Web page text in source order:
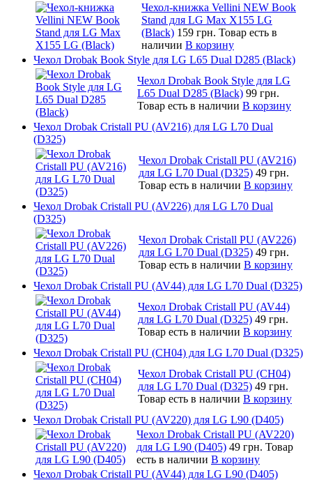
Чехол-книжка Vellini NEW Book
Stand для LG Max X155 LG
(Black) 159 грн. Товар есть в
наличии В корзину
Чехол Drobak Book Style для LG L65 Dual D285 (Black)
Чехол Drobak Book Style для LG
L65 Dual D285 (Black) 99 грн.
Товар есть в наличии В корзину
Чехол Drobak Cristall PU (AV216) для LG L70 Dual
(D325)
Чехол Drobak Cristall PU (AV216)
для LG L70 Dual (D325) 49 грн.
Товар есть в наличии В корзину
Чехол Drobak Cristall PU (AV226) для LG L70 Dual
(D325)
Чехол Drobak Cristall PU (AV226)
для LG L70 Dual (D325) 49 грн.
Товар есть в наличии В корзину
Чехол Drobak Cristall PU (AV44) для LG L70 Dual (D325)
Чехол Drobak Cristall PU (AV44)
для LG L70 Dual (D325) 49 грн.
Товар есть в наличии В корзину
Чехол Drobak Cristall PU (CH04) для LG L70 Dual (D325)
Чехол Drobak Cristall PU (CH04)
для LG L70 Dual (D325) 49 грн.
Товар есть в наличии В корзину
Чехол Drobak Cristall PU (AV220) для LG L90 (D405)
Чехол Drobak Cristall PU (AV220)
для LG L90 (D405) 49 грн. Товар
есть в наличии В корзину
Чехол Drobak Cristall PU (AV44) для LG L90 (D405)